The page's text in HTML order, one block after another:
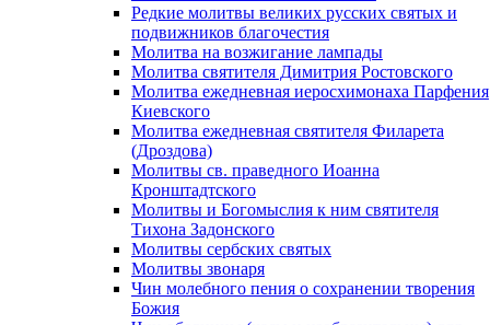
Редкие молитвы великих русских святых и
подвижников благочестия
Молитва на возжигание лампады
Молитва святителя Димитрия Ростовского
Молитва ежедневная иеросхимонаха Парфения
Киевского
Молитва ежедневная святителя Филарета
(Дроздова)
Молитвы св. праведного Иоанна
Кронштадтского
Молитвы и Богомыслия к ним святителя
Тихона Задонского
Молитвы сербских святых
Молитвы звонаря
Чин молебного пения о сохранении творения
Божия